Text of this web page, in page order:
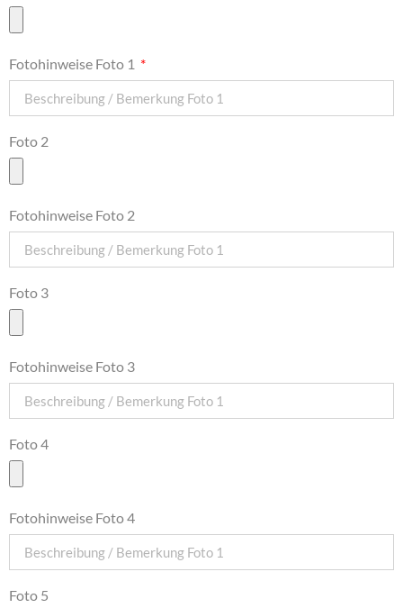
Fotohinweise Foto 1
Foto 2
Fotohinweise Foto 2
Foto 3
Fotohinweise Foto 3
Foto 4
Fotohinweise Foto 4
Foto 5